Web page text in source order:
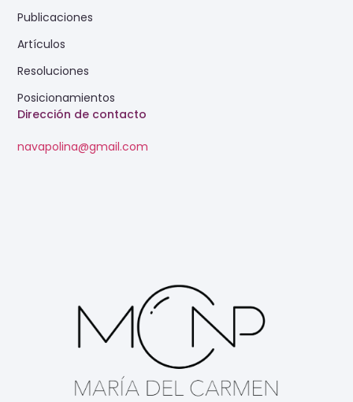
Dirección de contacto
navapolina@gmail.com
Publicaciones
Artículos
Resoluciones
Posicionamientos